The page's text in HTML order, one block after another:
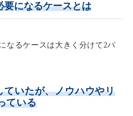
要になるケースとは
なるケースは大きく分けて2パ
ていたが、ノウハウやリ
ている